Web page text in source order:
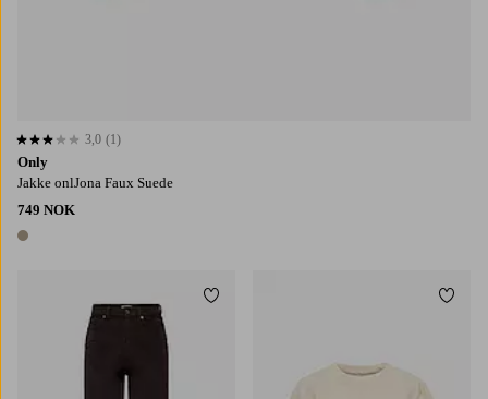
Only
Jakke onlJona Faux Suede
749 NOK
1 farge
3,0 basert på 1 karaktergivninger
3,0 (1)
Legg til favoritter